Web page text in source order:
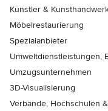
Künstler &
Möbelrestaurierung
Spezialanbieter
Umweltdienstleistungen,
Umzugsunternehmen
3D-Visualisierung
Verbände, Hochschulen